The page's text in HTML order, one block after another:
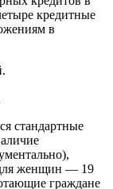
кредитные
в
стандартные
женщин — 19
граждане